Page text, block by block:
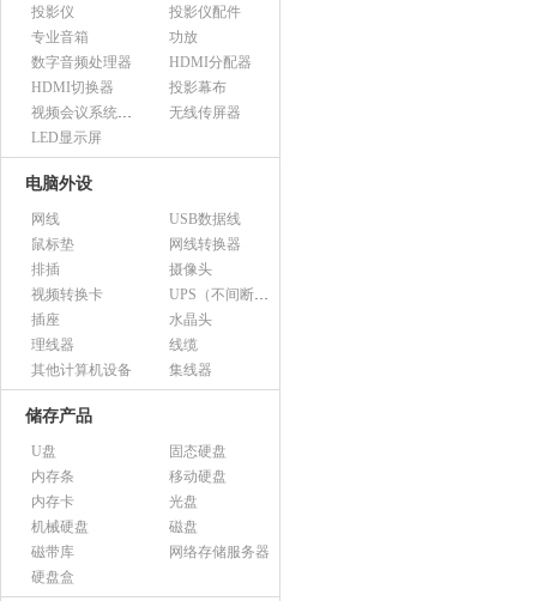
投影仪
投影仪配件
专业音箱
功放
数字音频处理器
HDMI分配器
HDMI切换器
投影幕布
视频会议系统设备（市采）
无线传屏器
LED显示屏
电脑外设
网线
USB数据线
鼠标垫
网线转换器
排插
摄像头
视频转换卡
UPS（不间断电源）
插座
水晶头
理线器
线缆
其他计算机设备
集线器
储存产品
U盘
固态硬盘
内存条
移动硬盘
内存卡
光盘
机械硬盘
磁盘
磁带库
网络存储服务器
硬盘盒